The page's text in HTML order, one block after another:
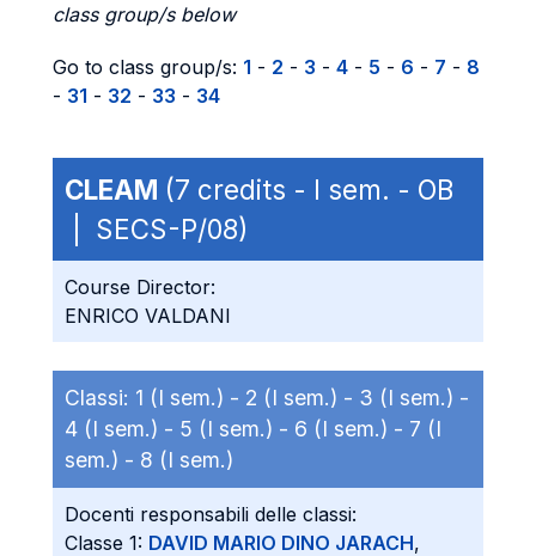
class group/s below
Go to class group/s: 1 - 2 - 3 - 4 - 5 - 6 - 7 - 8
- 31 - 32 - 33 - 34
CLEAM (7 credits - I sem. - OB
| SECS-P/08)
Course Director:
ENRICO VALDANI
Classi: 1 (I sem.) - 2 (I sem.) - 3 (I sem.) -
4 (I sem.) - 5 (I sem.) - 6 (I sem.) - 7 (I
sem.) - 8 (I sem.)
Docenti responsabili delle classi:
Classe 1: DAVID MARIO DINO JARACH,